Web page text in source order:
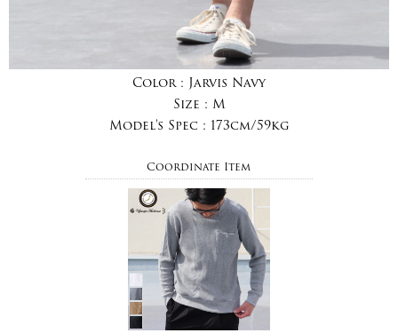
Color : Jarvis Navy
Size : M
Model's Spec : 173cm/59kg
Coordinate Item